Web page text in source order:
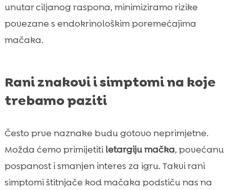
unutar ciljanog raspona, minimiziramo rizike
povezane s endokrinološkim poremećajima
mačaka.
Rani znakovi i simptomi na koje
trebamo paziti
Često prve naznake budu gotovo neprimjetne.
Možda ćemo primijetitiletargiju mačka, povećanu
pospanost i smanjen interes za igru. Takvi rani
simptomi štitnjače kod mačaka podstiču nas na